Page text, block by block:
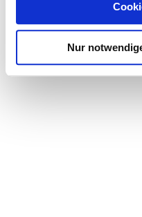
Nur
| Impressum